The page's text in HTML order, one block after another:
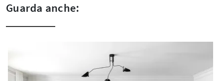
Guarda anche: